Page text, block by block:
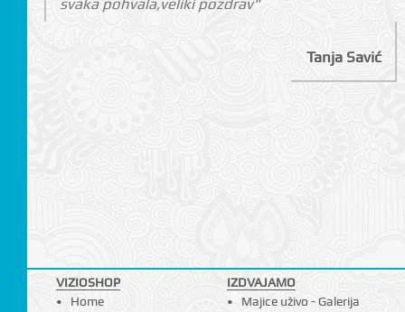
svaka pohvala,veliki pozdrav"
Tanja Savić
VIZIOSHOP
Home
IZDVAJAMO
Majice uživo - Galerija